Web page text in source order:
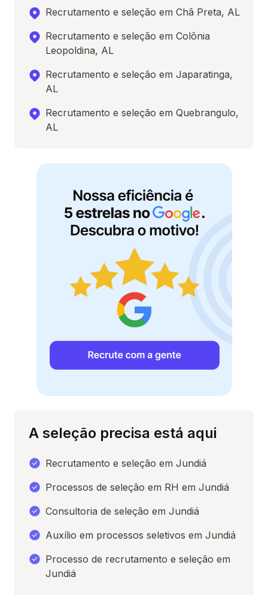
Recrutamento e seleção em Chã Preta, AL
Recrutamento e seleção em Colônia
Leopoldina, AL
Recrutamento e seleção em Japaratinga,
AL
Recrutamento e seleção em Quebrangulo,
AL
A seleção precisa está aqui
Recrutamento e seleção em Jundiá
Processos de seleção em RH em Jundiá
Consultoria de seleção em Jundiá
Auxílio em processos seletivos em Jundiá
Processo de recrutamento e seleção em
Jundiá